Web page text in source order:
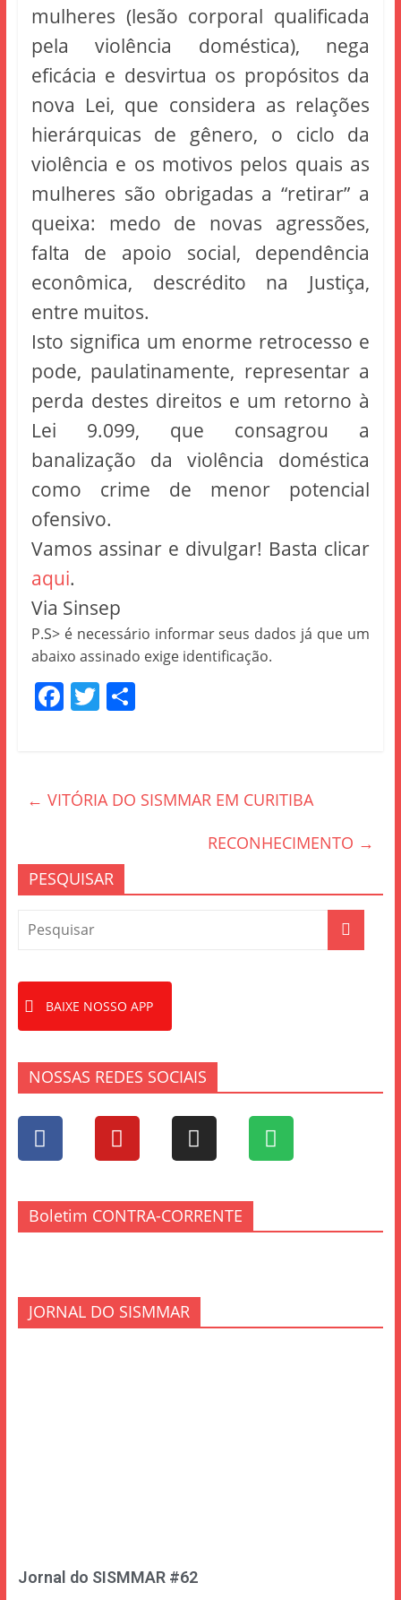
mulheres (lesão corporal qualificada
pela violência doméstica), nega
eficácia e desvirtua os propósitos da
nova Lei, que considera as relações
hierárquicas de gênero, o ciclo da
violência e os motivos pelos quais as
mulheres são obrigadas a “retirar” a
queixa: medo de novas agressões,
falta de apoio social, dependência
econômica, descrédito na Justiça,
entre muitos.
Isto significa um enorme retrocesso e
pode, paulatinamente, representar a
perda destes direitos e um retorno à
Lei 9.099, que consagrou a
banalização da violência doméstica
como crime de menor potencial
ofensivo.
Vamos assinar e divulgar! Basta clicar
aqui.
Via Sinsep
P.S> é necessário informar seus dados já que um
abaixo assinado exige identificação.
F
e
b
o
k
T S
← VITÓRIA DO SISMMAR EM CURITIBA
RECONHECIMENTO →
PESQUISAR
BAIXE NOSSO APP
NOSSAS REDES SOCIAIS
Boletim CONTRA-CORRENTE
JORNAL DO SISMMAR
Jornal do SISMMAR #62